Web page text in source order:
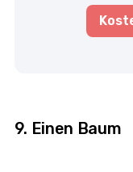
9. Einen Baum